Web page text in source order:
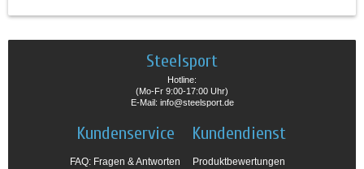
Steelsport
Hotline:
(Mo-Fr 9:00-17:00 Uhr)
E-Mail: info@steelsport.de
Kundenservice
FAQ: Fragen & Antworten
Kundendienst
Produktbewertungen